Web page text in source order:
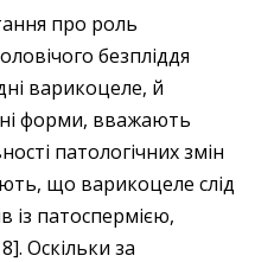
про роль
безпліддя
варико­целе, й
форми, вважають
патологічних змін
що варикоцеле слід
із патоспер­мією,
Оскільки за